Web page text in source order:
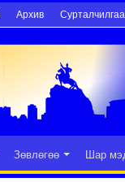
Архив
Зөвлөгөө Шар